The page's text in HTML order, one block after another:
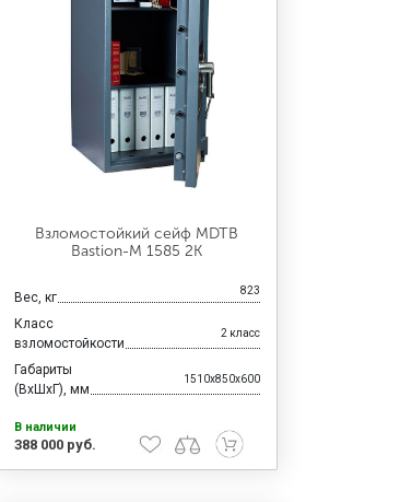
Взломостойкий сейф MDTB
Bastion-M 1585 2K
Вес, кг 823
Класс
взломостойкости
2 класс
Габариты
(ВхШхГ), мм
1510x850x600
В наличии
388 000 руб.